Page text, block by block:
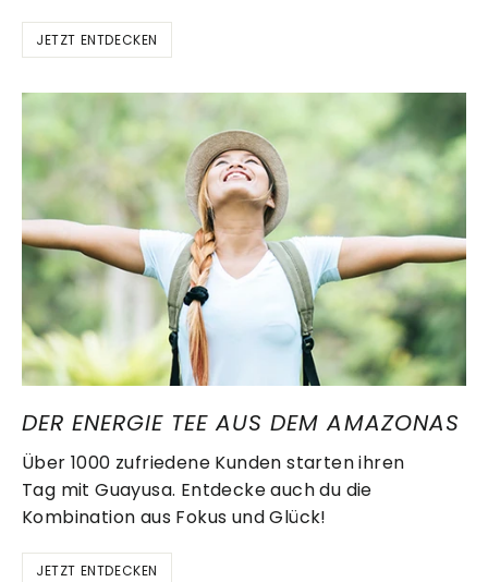
JETZT ENTDECKEN
DER ENERGIE TEE AUS DEM AMAZONAS
Über 1000 zufriedene Kunden starten ihren
Tag mit Guayusa. Entdecke auch du die
Kombination aus Fokus und Glück!
JETZT ENTDECKEN